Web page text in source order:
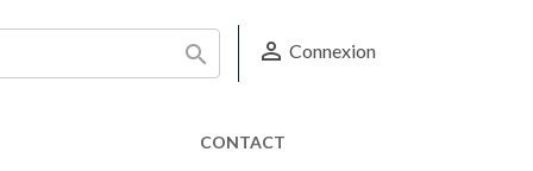
  Connexion
CONTACT